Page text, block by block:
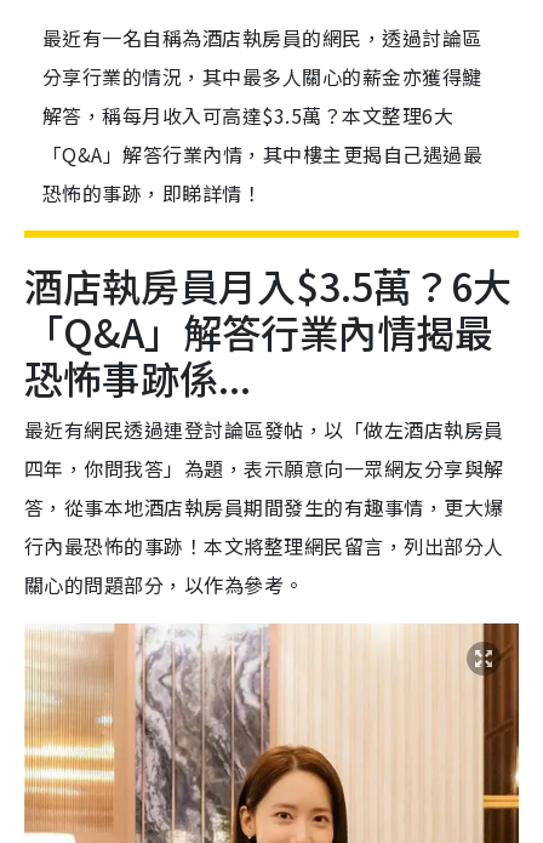
最近有一名自稱為酒店執房員的網民，透過討論區
分享行業的情況，其中最多人關心的薪金亦獲得鰎
解答，稱每月收入可高達$3.5萬？本文整理6大
「Q&A」解答行業內情，其中樓主更揭自己遇過最
恐怖的事跡，即睇詳情！
酒店執房員月入$3.5萬？6大
「Q&A」解答行業內情揭最
恐怖事跡係...
最近有網民透過連登討論區發帖，以「做左酒店執房員
四年，你問我答」為題，表示願意向一眾網友分享與解
答，從事本地酒店執房員期間發生的有趣事情，更大爆
行內最恐怖的事跡！本文將整理網民留言，列出部分人
關心的問題部分，以作為參考。